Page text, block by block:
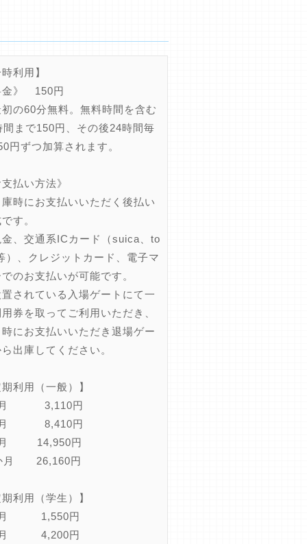
利用】
金》 150円
の60分無料。無料時間を含む
間まで150円、その後24時間毎
円ずつ加算されます。
払い方法》
時にお支払いいただく後払い
す。
、交通系ICカード（suica、to
）、クレジットカード、電子マ
のお支払いが可能です。
されている入場ゲートにて一
券を取ってご利用いただき、
にお支払いいただき退場ゲー
出庫してください。
利用（一般）】
月 3,110円
月 8,410円
月 14,950円
月 26,160円
利用（学生）】
月 1,550円
月 4,200円